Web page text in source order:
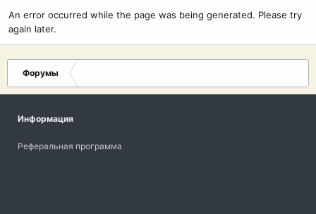
An error occurred while the page was being generated. Please try
again later.
Форумы
Информация
Реферальная программа